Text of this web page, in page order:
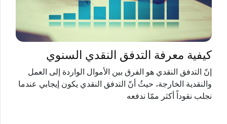
كيفية معرفة التدفق النقدي السنوي
إنّ التدفق النقدي هو الفرق بين الأموال الواردة إلى العمل
والنقدية الخارجة، حيثُ أنّ التدفق النقدي يكون إيجابي عندما
نجلب نقوداً أكثر ممّا ندفعه